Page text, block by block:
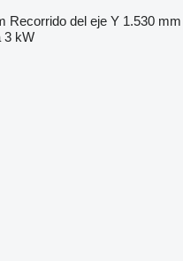
Recorrido del eje Y 1.530 mm
3 kW